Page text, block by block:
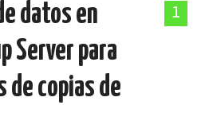
1
datos en
Server para
de copias de